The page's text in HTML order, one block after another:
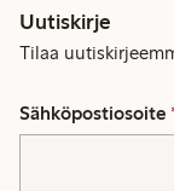
Uutiskirje
Tilaa
Sähköpostiosoite